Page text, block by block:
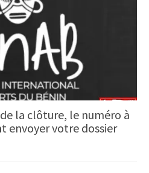
la clôture, le numéro à
envoyer votre dossier